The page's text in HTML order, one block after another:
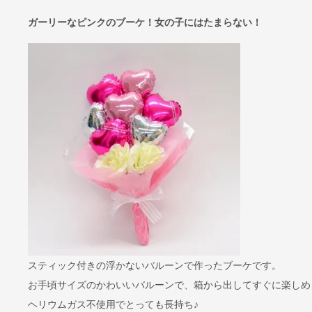
ガーリーなピンクのブーケ！女の子にはたまらない！
スティック付きの浮かないバルーンで作ったブーケです。
お手頃サイズのかわいいバルーンで、箱から出してすぐに楽し
ヘリウムガス不使用でとっても長持ち♪